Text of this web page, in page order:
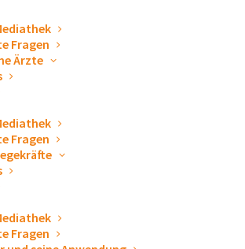
Fragen
Ärzte
Fragen
Fragen
betroffenen Menschen zu fragen. Um
Notunabhängig von politischen
zu können, arbeitet
staatliche Gelder
spendet – Wir